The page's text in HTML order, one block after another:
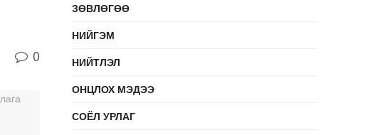
0
ЗӨВЛӨГӨӨ
НИЙГЭМ
НИЙТЛЭЛ
ОНЦЛОХ МЭДЭЭ
СОЁЛ УРЛАГ